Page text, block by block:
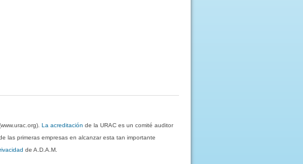
La acreditación de la URAC es un comité auditor
las primeras empresas en alcanzar esta tan importante
de A.D.A.M.